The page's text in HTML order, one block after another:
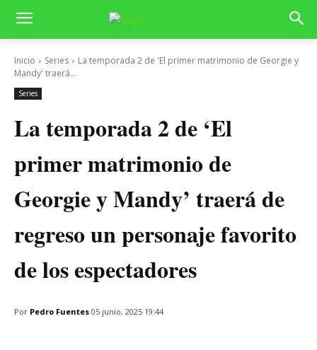
Inicio Series
La temporada 2 de 'El primer matrimonio de Georgie y
Mandy' traerá...
Series
La temporada 2 de ‘El
primer matrimonio de
Georgie y Mandy’ traerá de
regreso un personaje favorito
de los espectadores
Por Pedro Fuentes 05 junio, 2025 19:44